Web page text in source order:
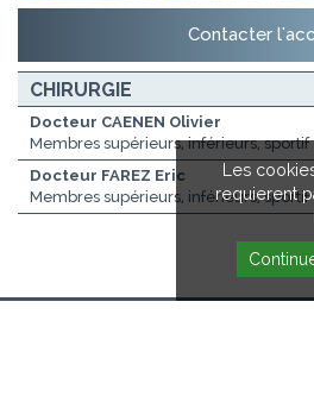
Contacter
CHIRURGIE
Docteur CAENEN Olivier
Membres supérieurs, inférieurs, sportif
Docteur FAREZ Eric
Membres supérieurs, inférieurs, sportif
Les
requierent